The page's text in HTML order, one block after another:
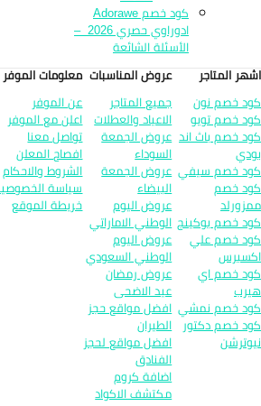
كود خصم Adorawe
ادوراوي حصري 2026 –
الأسئلة الشائعة
المتاجر
خصم نون
خصم تويو
خصم باث اند
خصم سيفي
خصم
خصم بوكينج
خصم علي
خصم اي
خصم نمشي
خصم دكتور
عروض المناسبات
جميع المتاجر
الاعياد والعطلات
عروض الجمعة
السوداء
عروض الجمعة
البيضاء
عروض اليوم
الوطني الاماراتي
عروض اليوم
الوطني السعودي
عروض رمضان
عيد الاضحى
افضل مواقع حجز
الطيران
افضل مواقع لحجز
الفنادق
اضافة كروم
مكتشف الاكواد
معلومات الموفر
عن الموفر
اعلن مع الموفر
تواصل معنا
افصاح المعلن
الشروط والاحكام
سياسة الخصوصية
خريطة الموقع